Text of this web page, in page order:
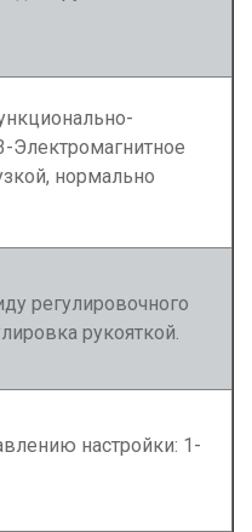
Электромагнитное
нормально
регулировочного
рукояткой.
настройки: 1-